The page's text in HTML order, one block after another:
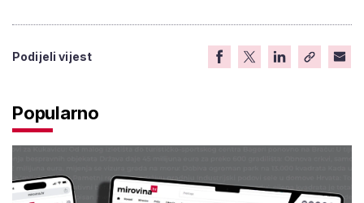
Podijeli vijest
Popularno